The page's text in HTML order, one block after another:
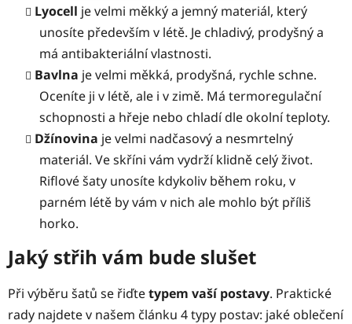
ý
p
i
s
u
Lyocell je velmi měkký a jemný materiál, který
unosíte především v létě. Je chladivý, prodyšný a
má antibakteriální vlastnosti.
Bavlna je velmi měkká, prodyšná, rychle schne.
Oceníte ji v létě, ale i v zimě. Má termoregulační
schopnosti a hřeje nebo chladí dle okolní teploty.
Džínovina je velmi nadčasový a nesmrtelný
materiál. Ve skříni vám vydrží klidně celý život.
Riflové šaty unosíte kdykoliv během roku, v
parném létě by vám v nich ale mohlo být příliš
horko.
Jaký střih vám bude slušet
Při výběru šatů se řiďtetypem vaší postavy. Praktické
rady najdete v našem článku 4 typy postav: jaké oblečení